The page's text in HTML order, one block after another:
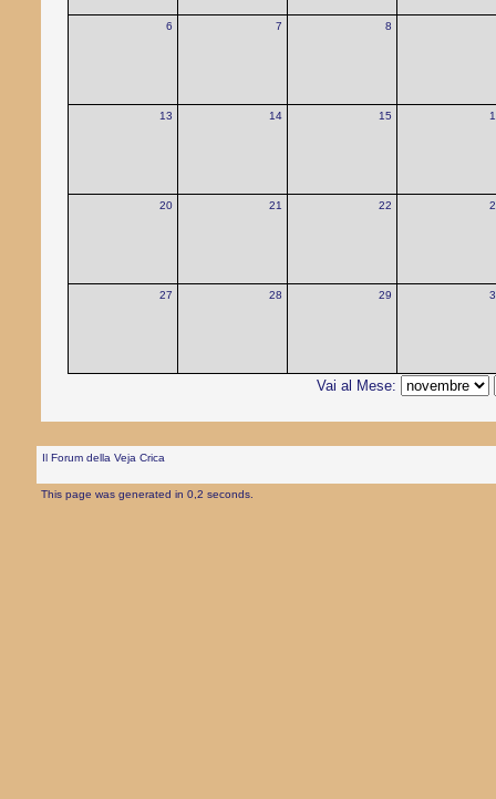
6 7 8
13 14 15
20 21 22
27 28 29
Vai al Mese:
Il Forum della Veja Crica
This page was generated in 0,2 seconds.